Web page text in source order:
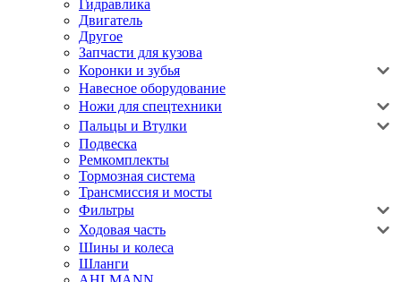
Гидравлика
Двигатель
Другое
Запчасти для кузова
Коронки и зубья
Навесное оборудование
Ножи для спецтехники
Пальцы и Втулки
Подвеска
Ремкомплекты
Тормозная система
Трансмиссия и мосты
Фильтры
Ходовая часть
Шины и колеса
Шланги